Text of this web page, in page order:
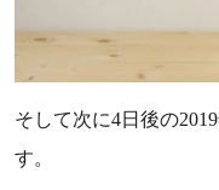
そして次に4日後の
す。